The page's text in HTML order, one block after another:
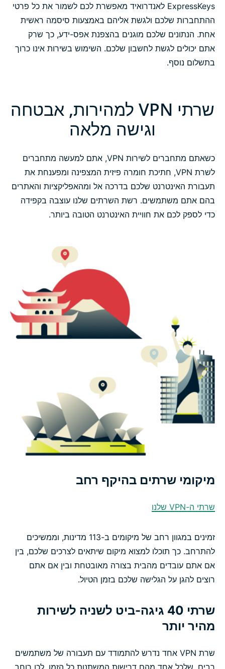
ExpressKeys לאנדרואיד מאפשרת לכם לשמור את כל פרטי
ההתחברות שלכם ולגשת אליהם באמצעות סיסמה ראשית
אחת. הנתונים שלכם מוגנים בהצפנת אפס-ידע, כך שרק
אתם יכולים לגשת לחשבון שלכם. השימוש בשירות אינו כרוך
בתשלום נוסף.
שרתי VPN למהירות, אבטחה
וגישה מלאה
כשאתם מתחברים לשירות VPN, אתם למעשה מתחברים
לשרת VPN, חתיכת חומרה פיזית המצפינה ומפענחת את
תעבורת האינטרנט שלכם בדרכה אל ומהאפליקציות והאתרים
בהם אתם משתמשים. רשת השרתים שלנו עוצבה בקפידה
כדי לספק לכם את חוויית האינטרנט הטובה ביותר.
מיקומי שרתים בהיקף רחב
שרתי ה-VPN שלנו
זמינים במגוון רחב של מיקומים ב-113 מדינות, וממשיכים
להתרחב. כך תוכלו למצוא מיקום שיתאים לצרכים שלכם, בין
אם אתם עובדים מהבית בצורה מאובטחת ובין אם אתם
רוצים להגן על הגלישה שלכם בזמן הטיול.
שרתי 40 גיגה-ביט לשניה לשירות
מהיר יותר
שרת VPN אחד נדרש להתמודד עם תעבורה של משתמשים
רבים, שלכל אחד מהם דרישות המשתנות כל הזמן. לכן רוחב